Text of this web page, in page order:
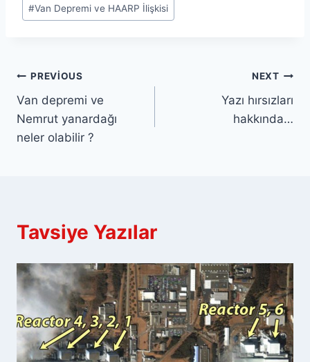
#Van Depremi ve HAARP İlişkisi
Yazı
gezinmesi
PREVIOUS
Van depremi ve
Nemrut yanardağı
neler olabilir ?
NEXT
Yazı hırsızları
hakkında…
Tavsiye Yazılar